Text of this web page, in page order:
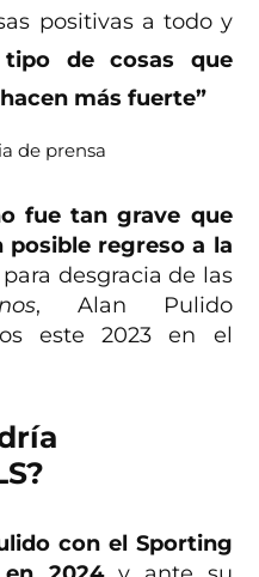
positivas a todo y
de cosas que
más fuerte”
de prensa
fue tan grave que
posible regreso a la
desgracia de las
, Alan Pulido
este 2023 en el
con el Sporting